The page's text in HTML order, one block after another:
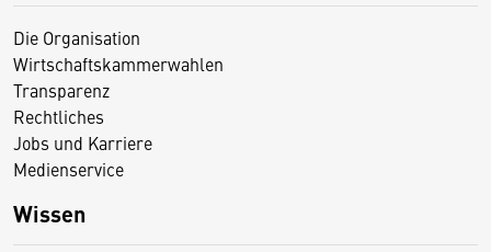
Die Organisation
Wirtschaftskammerwahlen
Transparenz
Rechtliches
Jobs und Karriere
Medienservice
Wissen